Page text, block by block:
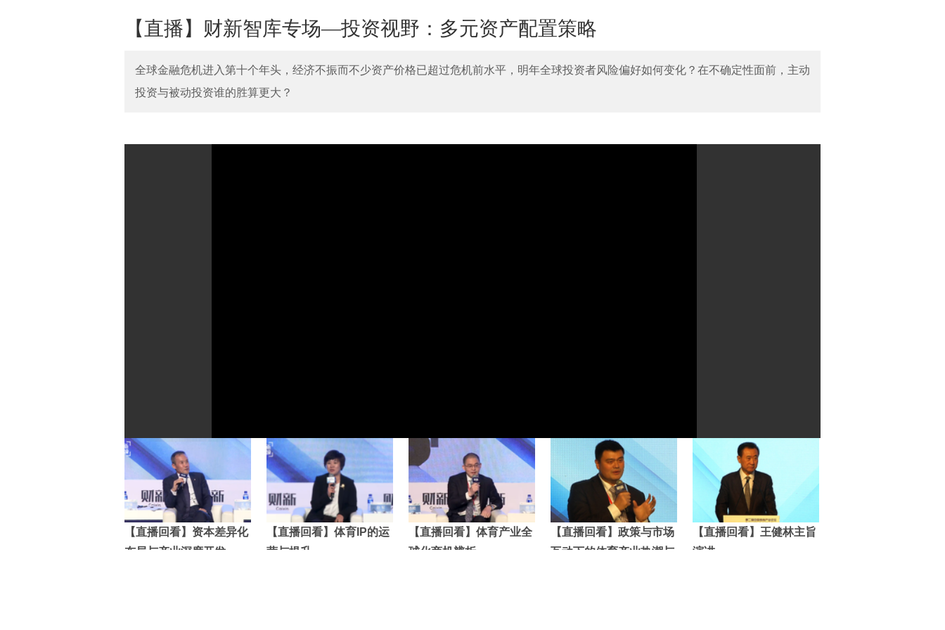
【直播】财新智库专场—投资视野：多元资产配置策略
全球金融危机进入第十个年头，经济不振而不少资产价格已超过危机前水平，明年全球投资者风险偏好如何变化？在不确定性面前，主动
投资与被动投资谁的胜算更大？
【直播回看】资本差异化
布局与产业深度开发
【直播回看】体育IP的运
营与提升
【直播回看】体育产业全
球化商机辨析
【直播回看】政策与市场
互动下的体育产业热潮与
【直播回看】王健林主旨
演讲